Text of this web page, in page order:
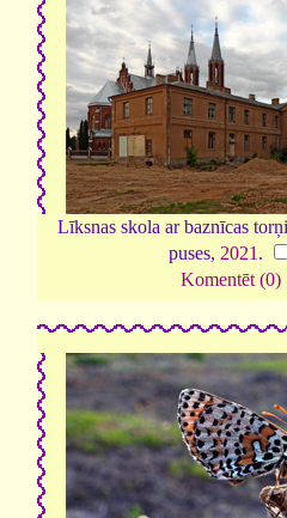
Līksnas skola ar baznīcas
puses, 2021 .
Komentēt (0)